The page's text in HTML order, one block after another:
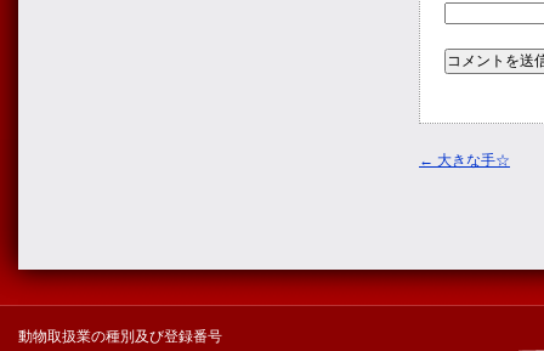
← 大きな手☆
動物取扱業の種別及び登録番号